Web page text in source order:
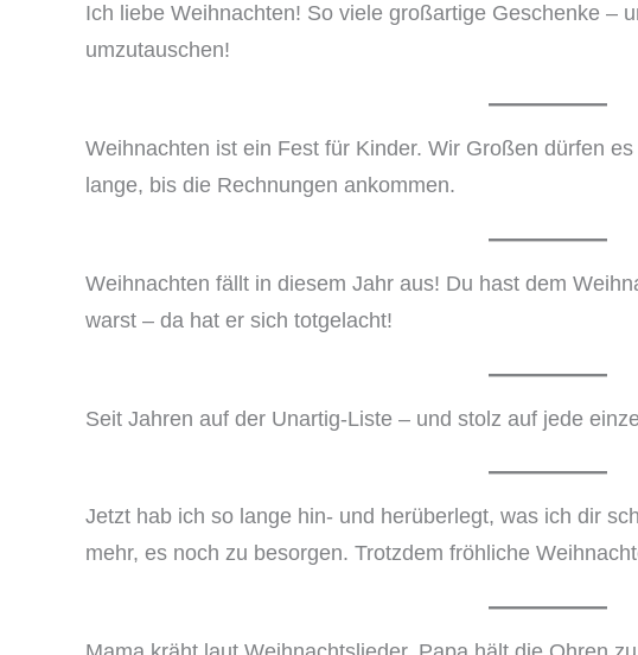
Ich liebe Weihnachten! So viele großartige Geschenke –
umzutauschen!
Weihnachten ist ein Fest für Kinder. Wir Großen dürfen
lange, bis die Rechnungen ankommen.
Weihnachten fällt in diesem Jahr aus! Du hast dem
warst – da hat er sich totgelacht!
Seit Jahren auf der Unartig-Liste – und stolz auf jede
Jetzt hab ich so lange hin- und herüberlegt, was ich dir
mehr, es noch zu besorgen. Trotzdem fröhliche